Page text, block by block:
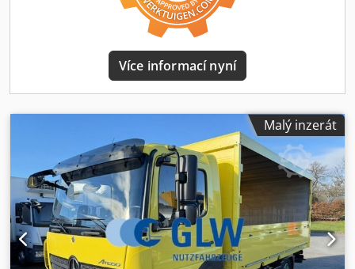
Certifikace: Dekra Typ baterie: lithium-iontová Nabíjení:
230V Doba nabíjení: 0 % - 100 % za 8–10 h Dojezd cca 200
km Maximální rychlost: 85 km/h Třída energetické
Více informací nyní
Malý inzerát